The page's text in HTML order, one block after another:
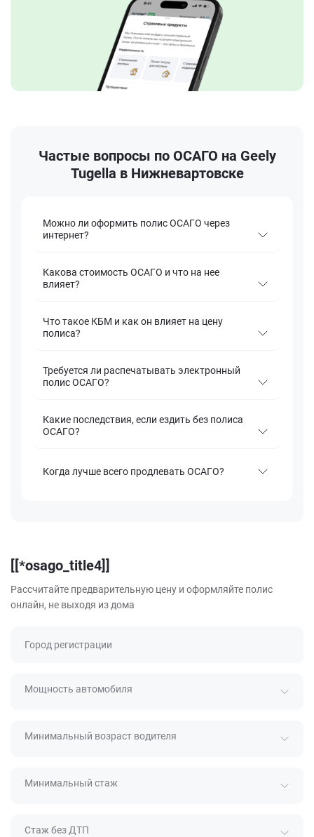
Частые вопросы по ОСАГО на Geely
Tugella в Нижневартовске
Можно ли оформить полис ОСАГО через
интернет?
Какова стоимость ОСАГО и что на нее
влияет?
Что такое КБМ и как он влияет на цену
полиса?
Требуется ли распечатывать электронный
полис ОСАГО?
Какие последствия, если ездить без полиса
ОСАГО?
Когда лучше всего продлевать ОСАГО?
[[*osago_title4]]
Рассчитайте предварительную цену и оформляйте полис
онлайн, не выходя из дома
Город регистрации
Мощность автомобиля
Минимальный возраст водителя
Минимальный стаж
Стаж без ДТП